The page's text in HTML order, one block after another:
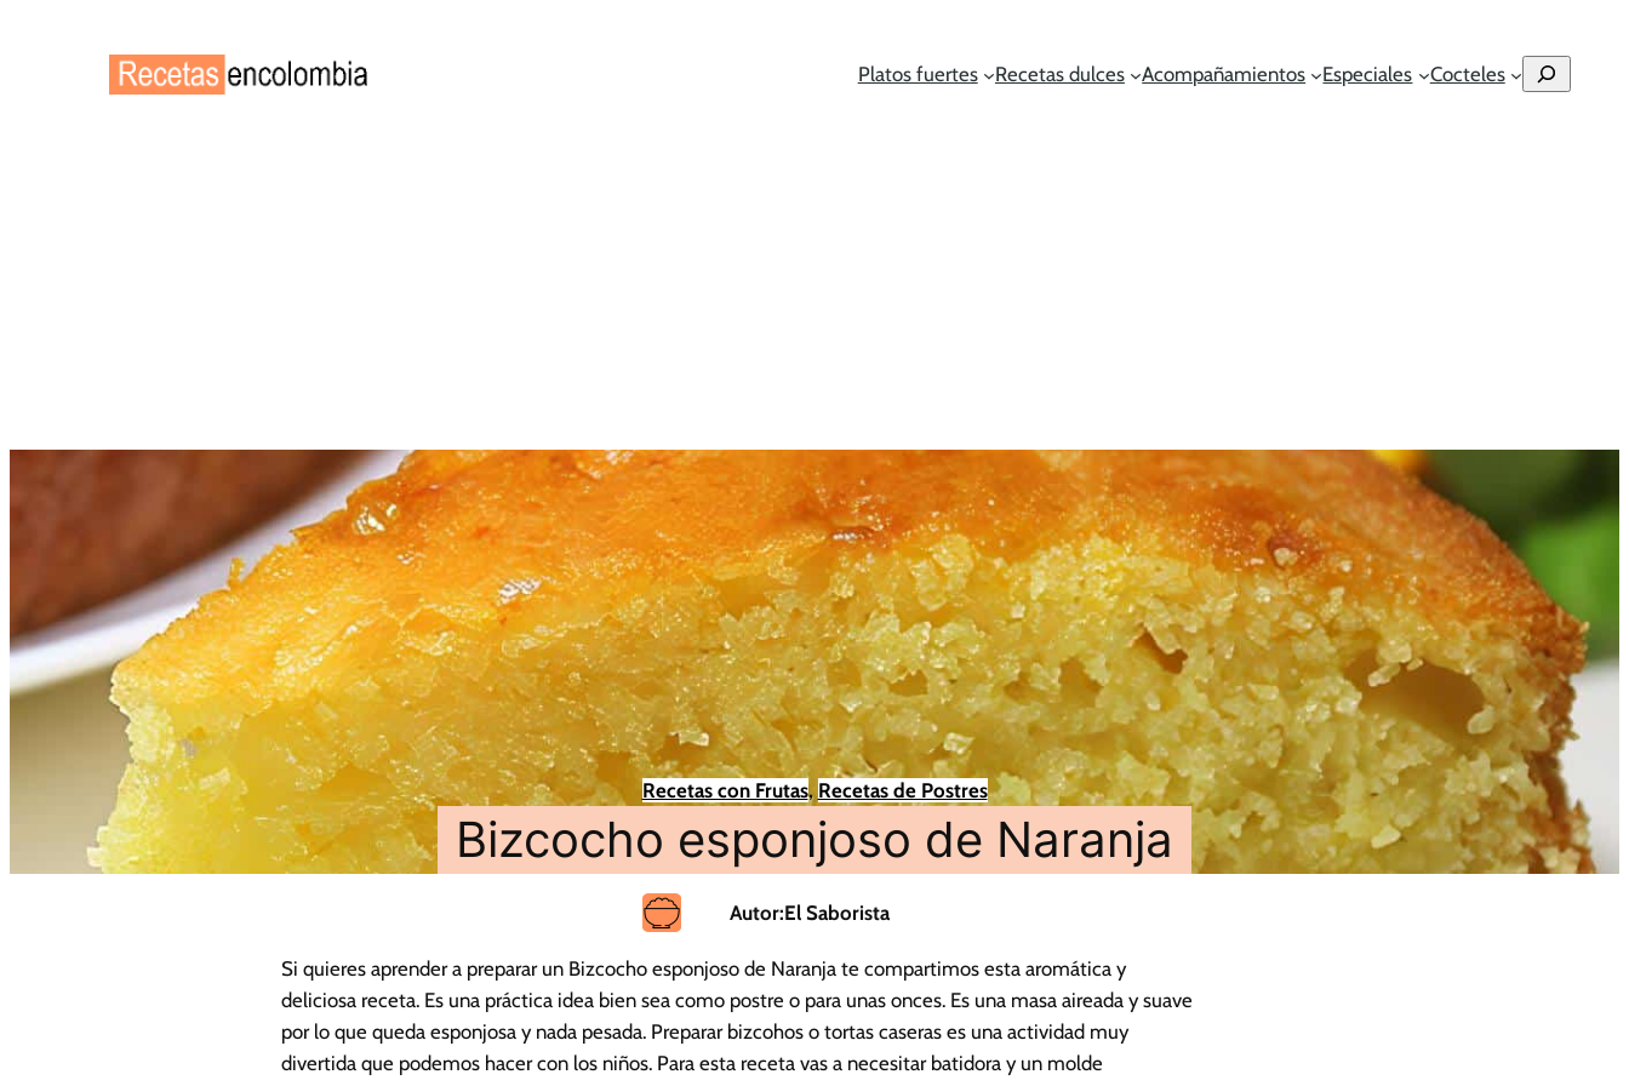
Platos fuertes Recetas dulces Acompañamientos Especiales Cocteles Buscar
Recetas con Frutas, Recetas de Postres
Bizcocho esponjoso de Naranja
Autor:El Saborista
Si quieres aprender a preparar un Bizcocho esponjoso de Naranja te compartimos esta aromática y
deliciosa receta. Es una práctica idea bien sea como postre o para unas onces. Es una masa aireada y suave
por lo que queda esponjosa y nada pesada. Preparar bizcohos o tortas caseras es una actividad muy
divertida que podemos hacer con los niños. Para esta receta vas a necesitar batidora y un molde